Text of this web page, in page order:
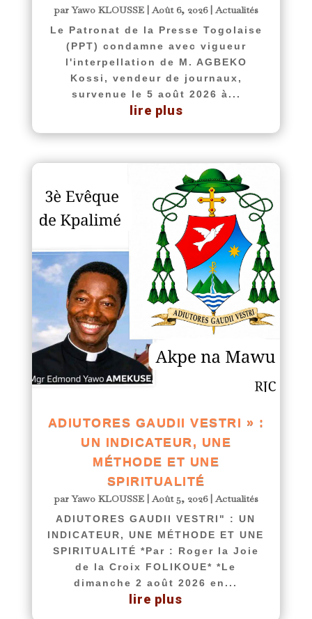
parYawo KLOUSSE| Août 6, 2026| Actualités
Le Patronat de la Presse Togolaise
(PPT) condamne avec vigueur
l'interpellation de M. AGBEKO
Kossi, vendeur de journaux,
survenue le 5 août 2026 à...
lire plus
ADIUTORES GAUDII VESTRI » :
UN INDICATEUR, UNE
MÉTHODE ET UNE
SPIRITUALITÉ
parYawo KLOUSSE|Août 5, 2026|Actualités
ADIUTORES GAUDII VESTRI" : UN
INDICATEUR, UNE MÉTHODE ET UNE
SPIRITUALITÉ *Par : Roger la Joie
de la Croix FOLIKOUE* *Le
dimanche 2 août 2026 en...
lire plus